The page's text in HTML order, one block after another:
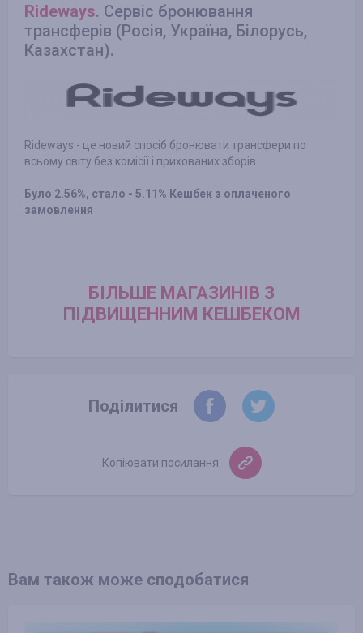
Rideways. Сервіс бронювання
трансферів (Росія, Україна, Білорусь,
Казахстан).
Rideways - це новий спосіб бронювати трансфери по
всьому світу без комісії і прихованих зборів.
Було 2.56%, стало - 5.11% Кешбек з оплаченого
замовлення
БІЛЬШЕ МАГАЗИНІВ З
ПІДВИЩЕННИМ КЕШБЕКОМ
Поділитися
Копіювати посилання
Вам також може сподобатися